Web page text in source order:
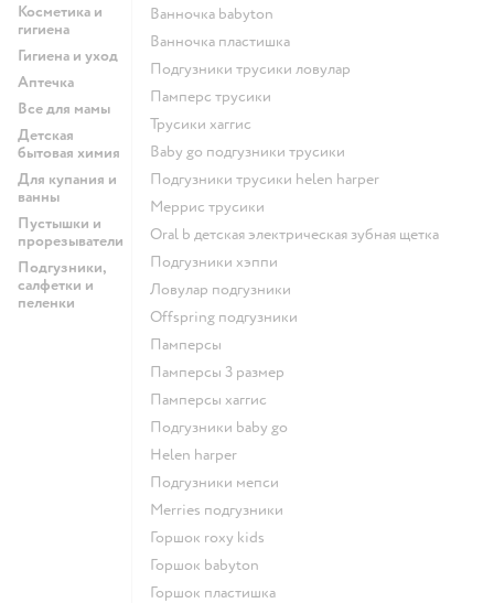
Косметика и
гигиена
Гигиена и уход
Аптечка
Все для мамы
Детская
бытовая химия
Для купания и
ванны
Пустышки и
прорезыватели
Подгузники,
салфетки и
пеленки
ванночка babyton
ванночка пластишка
подгузники трусики ловулар
памперс трусики
трусики хаггис
baby go подгузники трусики
подгузники трусики helen harper
меррис трусики
oral b детская электрическая зубная щетка
подгузники хэппи
ловулар подгузники
offspring подгузники
памперсы
памперсы 3 размер
памперсы хаггис
подгузники baby go
helen harper
подгузники мепси
merries подгузники
горшок roxy kids
горшок babyton
горшок пластишка